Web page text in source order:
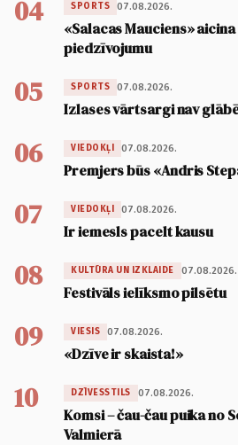
04 SPORTS 07.08.2026.
«Salacas Mauciens»
piedzīvojumu
05 SPORTS 07.08.2026.
Izlases vārtsargi nav
06 VIEDOKĻI 07.08.2026.
Premjers būs «Andris
07 VIEDOKĻI 07.08.2026.
Ir iemesls pacelt kausu
08 KULTŪRA UN IZKLAIDE 07.08.2026.
Festivāls ielīksmo pilsētu
09 VIESIS 07.08.2026.
«Dzīve ir skaista!»
10 DZĪVESSTILS 07.08.2026.
Komsi – čau-čau puika no
Valmierā